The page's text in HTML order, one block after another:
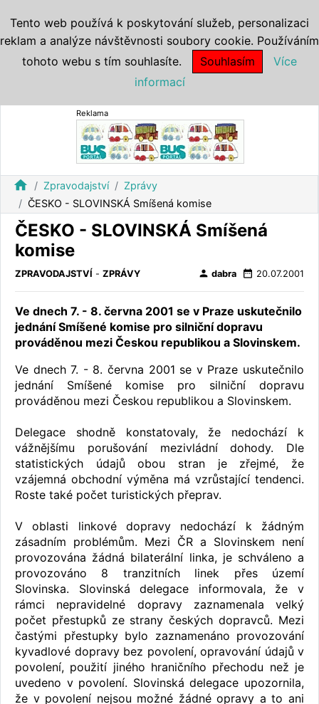
Reklama
home Zpravodajství
Zprávy
ČESKO - SLOVINSKÁ Smíšená komise
ČESKO - SLOVINSKÁ Smíšená
komise
ZPRAVODAJSTVÍ - ZPRÁVY person dabra date_range 20.07.2001
Ve dnech 7. - 8. června 2001 se v Praze uskutečnilo
jednání Smíšené komise pro silniční dopravu
prováděnou mezi Českou republikou a Slovinskem.
Ve dnech 7. - 8. června 2001 se v Praze uskutečnilo
jednání Smíšené komise pro silniční dopravu
prováděnou mezi Českou republikou a Slovinskem.
Delegace shodně konstatovaly, že nedochází k
vážnějšímu porušování mezivládní dohody. Dle
statistických údajů obou stran je zřejmé, že
vzájemná obchodní výměna má vzrůstající tendenci.
Roste také počet turistických přeprav.
V oblasti linkové dopravy nedochází k žádným
zásadním problémům. Mezi ČR a Slovinskem není
provozována žádná bilaterální linka, je schváleno a
provozováno 8 tranzitních linek přes území
Slovinska. Slovinská delegace informovala, že v
rámci nepravidelné dopravy zaznamenala velký
počet přestupků ze strany českých dopravců. Mezi
častými přestupky bylo zaznamenáno provozování
kyvadlové dopravy bez povolení, opravování údajů v
povolení, použití jiného hraničního přechodu než je
uvedeno v povolení. Slovinská delegace upozornila,
že v povolení nejsou možné žádné opravy a to ani
Tento web používá k poskytování služeb, personalizaci
reklam a analýze návštěvnosti soubory cookie. Používáním
tohoto webu s tím souhlasíte.
Souhlasím
Více
informací